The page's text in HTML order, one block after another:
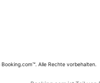
Alle Rechte vorbehalten.